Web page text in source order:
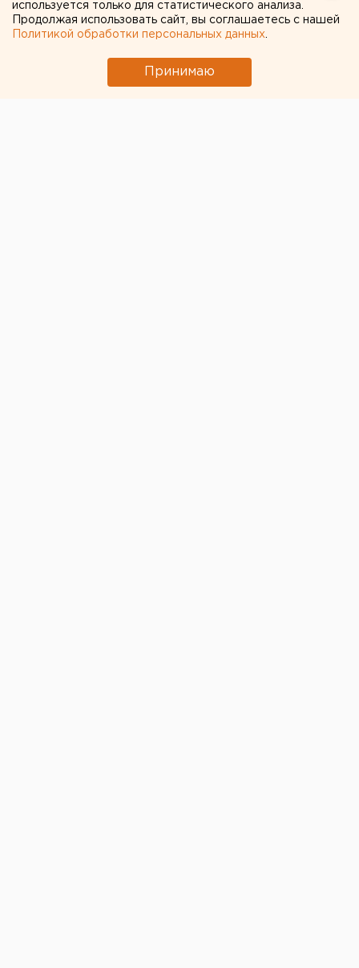
завтра, 26 апреля. Единица американской валюты во
вторник будет стоить 66,6295, что на 0,4097 рубля
корреспондент агентства ЕАН.
Евро 29 апреля поднимется до 74,9515 рубля. Это на
используется только для статистического анализа.
Продолжая использовать сайт, вы соглашаетесь с нашей
Политикой обработки персональных данных
Принимаю